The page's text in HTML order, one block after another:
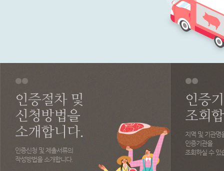
인증절차 및
신청방법을
소개합니다.
인증신청 및 제출서류의
작성방법을 소개합니다.
인증
조회
지역 및 기관명
인증기관을
조회하실 수 있